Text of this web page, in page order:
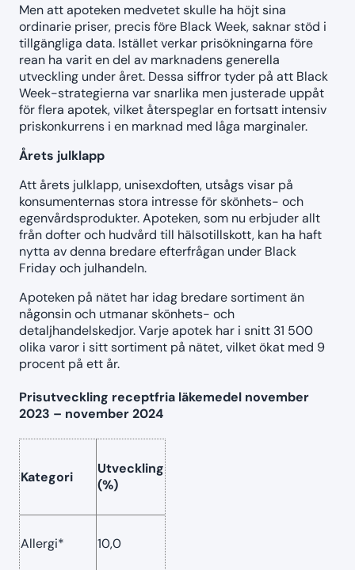
Men att apoteken medvetet skulle ha höjt sina
ordinarie priser, precis före Black Week, saknar stöd i
tillgängliga data. Istället verkar prisökningarna före
rean ha varit en del av marknadens generella
utveckling under året. Dessa siffror tyder på att Black
Week-strategierna var snarlika men justerade uppåt
för flera apotek, vilket återspeglar en fortsatt intensiv
priskonkurrens i en marknad med låga marginaler.
Årets julklapp
Att årets julklapp, unisexdoften, utsågs visar på
konsumenternas stora intresse för skönhets- och
egenvårdsprodukter. Apoteken, som nu erbjuder allt
från dofter och hudvård till hälsotillskott, kan ha haft
nytta av denna bredare efterfrågan under Black
Friday och julhandeln.
Apoteken på nätet har idag bredare sortiment än
någonsin och utmanar skönhets- och
detaljhandelskedjor. Varje apotek har i snitt 31 500
olika varor i sitt sortiment på nätet, vilket ökat med 9
procent på ett år.
Prisutveckling receptfria läkemedel november
2023 – november 2024
Kategori
Utveckling
(%)
Allergi* 10,0